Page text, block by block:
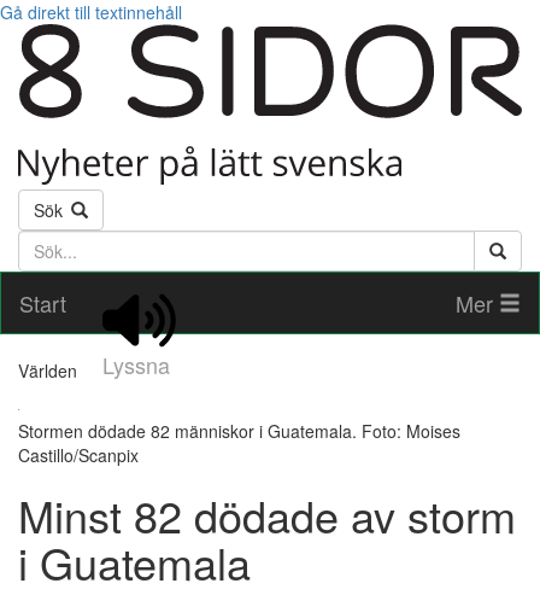
Gå direkt till textinnehåll
Sök
Söktext
Start
Lyssna
Mer
Världen
Stormen dödade 82 människor i Guatemala. Foto: Moises
Castillo/Scanpix
Minst 82 dödade av storm
i Guatemala